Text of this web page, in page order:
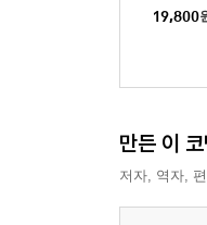
19,800
만든 이
저자, 역자,